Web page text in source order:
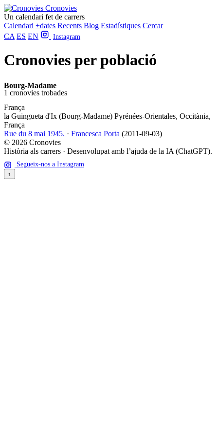
Cronovies
Un calendari fet de carrers
Calendari +dates Recents Blog Estadístiques Cercar
CA ES EN Instagram
Cronovies per població
Bourg-Madame
1 cronovies trobades
França
la Guingueta d'Ix (Bourg-Madame) Pyrénées-Orientales, Occitània,
França
Rue du 8 mai 1945. · Francesca Porta (2011-09-03)
© 2026 Cronovies
Història als carrers · Desenvolupat amb l’ajuda de la IA (ChatGPT).
Segueix-nos a Instagram
↑